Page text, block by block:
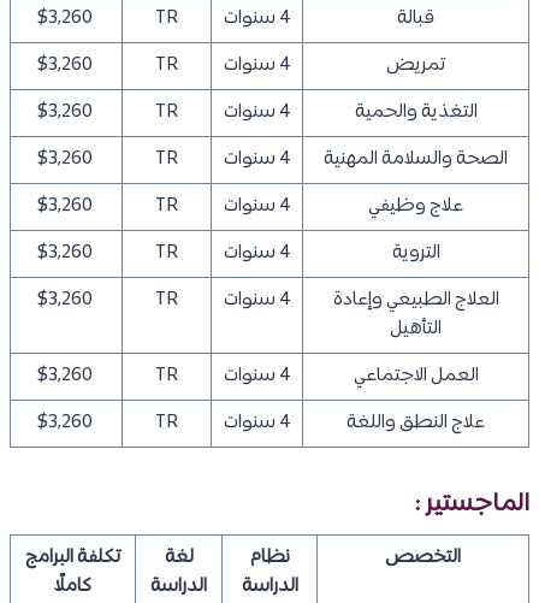
قبالة
4 سنوات TR
تمريض
4 سنوات TR
التغذية والحمية
4 سنوات TR
الصحة والسلامة المهنية
4 سنوات TR
علاج وظيفي
4 سنوات TR
التروية
4 سنوات TR
العلاج الطبيعي وإعادة
التأهيل
4 سنوات TR
العمل الاجتماعي 4 سنوات TR
علاج النطق واللغة
4 سنوات TR
الماجستير :
التخصص
نظام
الدراسة
لغة
الدراسة
تكلفة البرامج
كاملًا